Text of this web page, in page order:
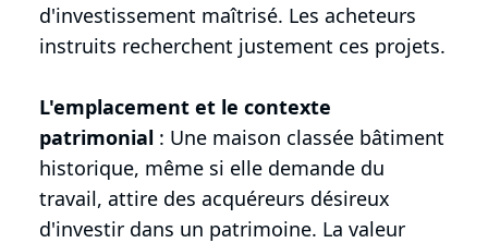
d'investissement maîtrisé. Les acheteurs
instruits recherchent justement ces projets.
L'emplacement et le contexte
patrimonial : Une maison classée bâtiment
historique, même si elle demande du
travail, attire des acquéreurs désireux
d'investir dans un patrimoine. La valeur